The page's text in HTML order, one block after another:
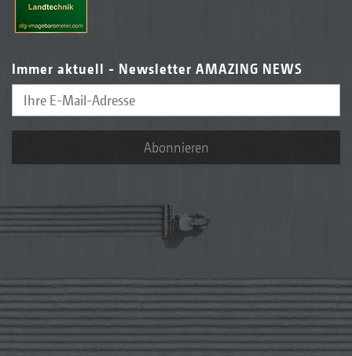
Immer aktuell - Newsletter AMAZING NEWS
Abonnieren